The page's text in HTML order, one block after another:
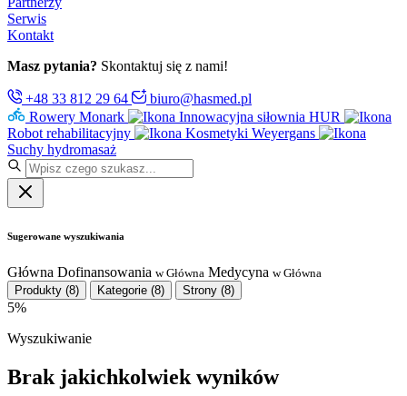
Serwis
Kontakt
Masz pytania? Skontaktuj się z nami!
+48 33 812 29 64
biuro@hasmed.pl
Rowery Monark
Innowacyjna siłownia HUR
Robot rehabilitacyjny
Kosmetyki Weyergans
Suchy hydromasaż
Sugerowane wyszukiwania
Główna Dofinansowania w Główna Medycyna w Główna
Produkty (8) Kategorie (8) Strony (8)
5%
Wyszukiwanie
Brak jakichkolwiek wyników